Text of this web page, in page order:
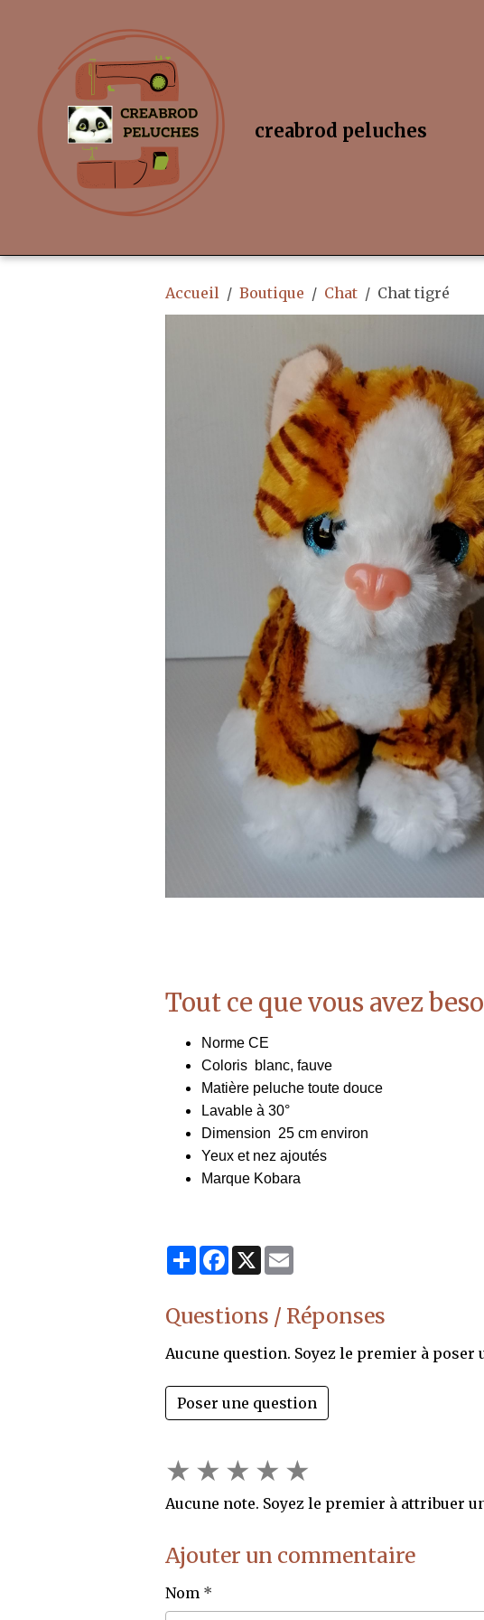
creabrod peluches
Accueil Boutique Chat Chat tigré
Tout ce que vous avez
Norme CE
Coloris blanc, fauve
Matière peluche toute douce
Lavable à 30°
Dimension 25 cm environ
Yeux et nez ajoutés
Marque Kobara
PartagerFacebook
X
Questions / Réponses
Aucune question. Soyez le premier à poser
Poser une question
★ ★ ★ ★ ★
Aucune note. Soyez le premier à attribuer
Ajouter un commentaire
Nom